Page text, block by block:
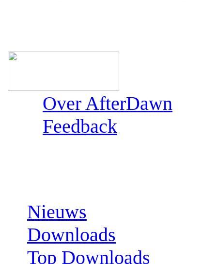
Over AfterDawn
Feedback
Nieuws
Downloads
Top Downloads